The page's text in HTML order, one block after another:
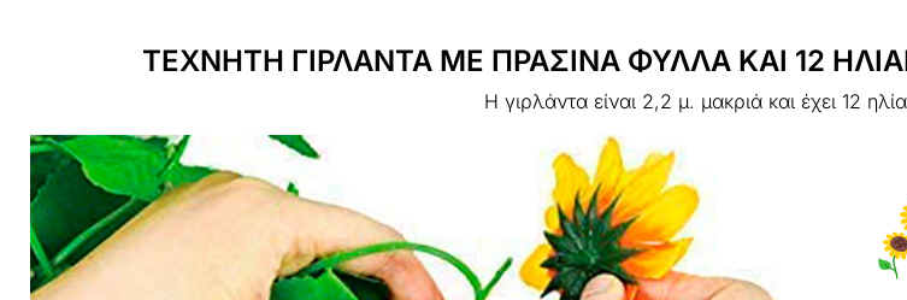
ΤΕΧΝΗΤΗ ΓΙΡΛΑΝΤΑ ΜΕ ΠΡΑΣΙΝΑ ΦΥΛΛΑ ΚΑΙ 12
Η γιρλάντα είναι 2,2 μ. μακριά και έχει 12